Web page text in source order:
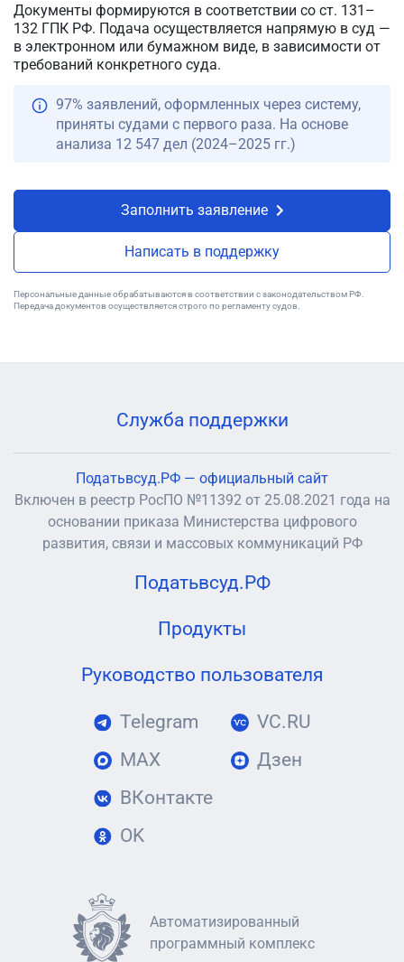
Документы формируются в соответствии со ст. 131–
132 ГПК РФ. Подача осуществляется напрямую в суд —
в электронном или бумажном виде, в зависимости от
требований конкретного суда.
97% заявлений, оформленных через систему,
приняты судами с первого раза. На основе
анализа 12 547 дел (2024–2025 гг.)
Заполнить заявление
Написать в поддержку
Персональные данные обрабатываются в соответствии с законодательством РФ.
Передача документов осуществляется строго по регламенту судов.
Служба поддержки
Податьвсуд.РФ — официальный сайт
Включен в реестр РосПО №11392 от 25.08.2021 года на
основании приказа Министерства цифрового
развития, связи и массовых коммуникаций РФ
Податьвсуд.РФ
Продукты
Руководство пользователя
Telegram
MAX
ВКонтакте
OK
VC.RU
Дзен
Автоматизированный
программный комплекс